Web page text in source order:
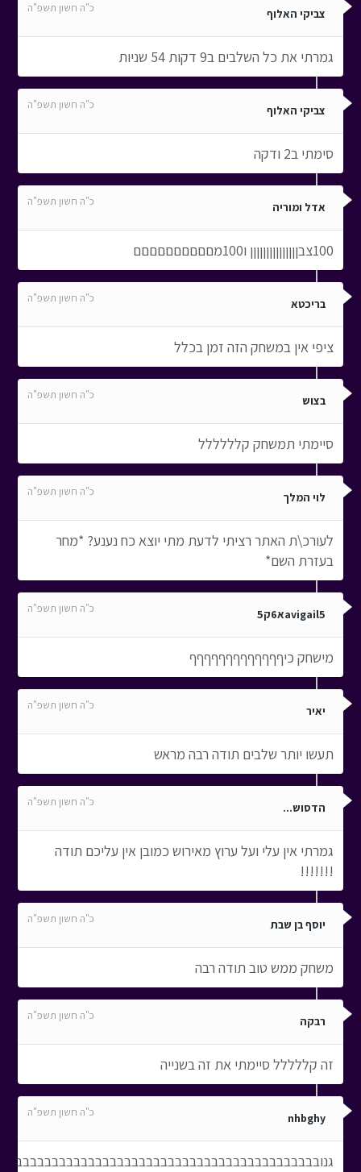
צביקי האלוף כ"ה חשון תשפ"ה
גמרתי את כל השלבים ב9 דקות 54 שניות
צביקי האלוף כ"ה חשון תשפ"ה
סימתי ב2 ודקה
אדל ומוריה כ"ה חשון תשפ"ה
100צבןןןןןןןןןןןןןןן ו100מםםםםםםםםםם
בריכטא כ"ה חשון תשפ"ה
ציפי אין במשחק הזה זמן בכלל
בצוש כ"ה חשון תשפ"ה
סיימתי תמשחק קלללללל
לוי המלך כ"ה חשון תשפ"ה
לעורכ\ת האתר רציתי לדעת מתי יוצא כח נענע? *מחר
בעזרת השם*
avigail5א6ק5 כ"ה חשון תשפ"ה
מישחק כיףףףףףףףףףףףףף
יאיר כ"ה חשון תשפ"ה
תעשו יותר שלבים תודה רבה מראש
הדסוש... כ"ה חשון תשפ"ה
גמרתי אין עלי ועל ערוץ מאירוש כמובן אין עליכם תודה
!!!!!!!
יוסף בן שבת כ"ה חשון תשפ"ה
משחק ממש טוב תודה רבה
רבקה כ"ה חשון תשפ"ה
זה קללללל סיימתי את זה בשנייה
nhbghy כ"ה חשון תשפ"ה
גנובבבבבבבבבבבבבבבבבבבבבבבבבבבבבבבבבבבבבבבבבבבב